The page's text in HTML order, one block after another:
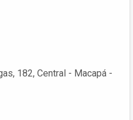
182, Central - Macapá -